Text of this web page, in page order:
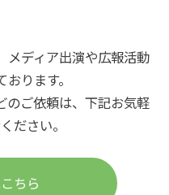
メディア出演や広報活動
ります。
のご依頼は、下記お気軽
ださい。
ちら